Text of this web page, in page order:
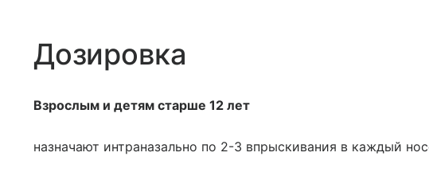
Дозировка
Взрослым и детям старше 12 лет
назначают интраназально по 2-3 впрыскивания в каждый